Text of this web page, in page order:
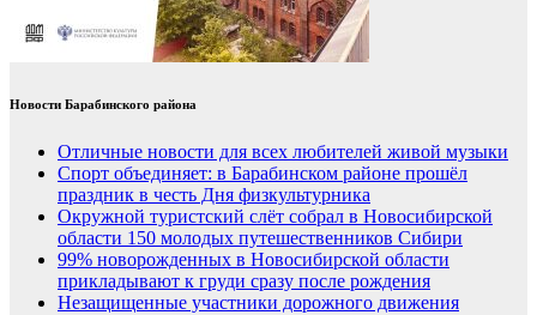
Новости Барабинского района
Отличные новости для всех любителей живой музыки
Спорт объединяет: в Барабинском районе прошёл
праздник в честь Дня физкультурника
Окружной туристский слёт собрал в Новосибирской
области 150 молодых путешественников Сибири
99% новорожденных в Новосибирской области
прикладывают к груди сразу после рождения
Незащищенные участники дорожного движения